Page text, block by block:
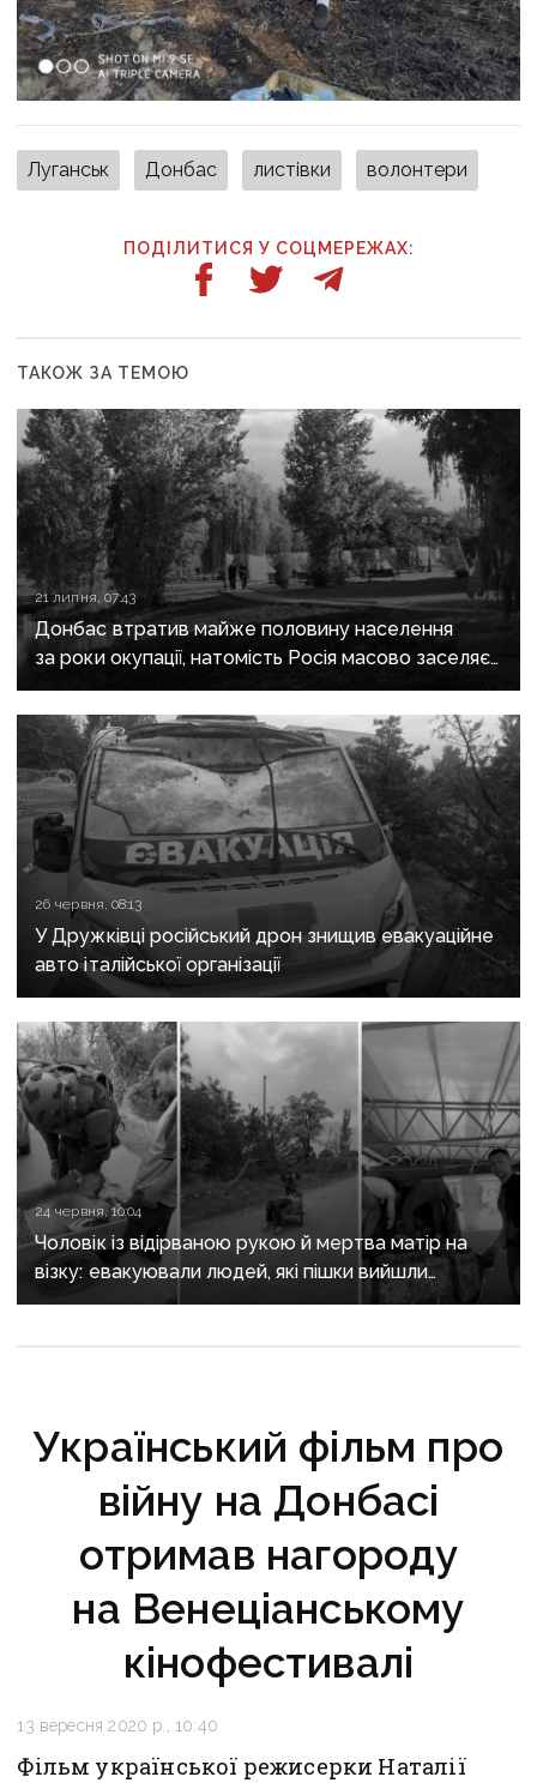
Луганськ Донбас листівки волонтери
ПОДІЛИТИСЯ У СОЦМЕРЕЖАХ:
ТАКОЖ ЗА ТЕМОЮ
21 липня, 07:43
Донбас втратив майже половину населення
за роки окупації, натомість Росія масово заселяє
регіон своїми громадянами — ГУР
26 червня, 08:13
У Дружківці російський дрон знищив евакуаційне
авто італійської організації
24 червня, 10:04
Чоловік із відірваною рукою й мертва матір на
візку: евакуювали людей, які пішки вийшли
з Костянтинівки
Український фільм про
війну на Донбасі
отримав нагороду
на Венеціанському
кінофестивалі
13 вересня 2020 р., 10:40
Фільм української режисерки Наталії